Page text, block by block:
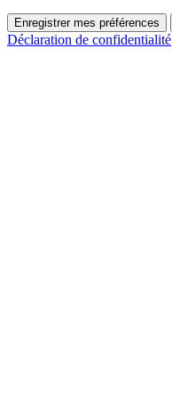
Enregistrer mes préférences
Déclaration de confidentialité